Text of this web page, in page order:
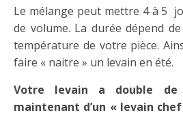
Le mélange peut mettre 4 à 5
de volume. La durée dépend
température de votre pièce.
faire « naitre » un levain en été.
Votre levain a double de
maintenant d’un « levain